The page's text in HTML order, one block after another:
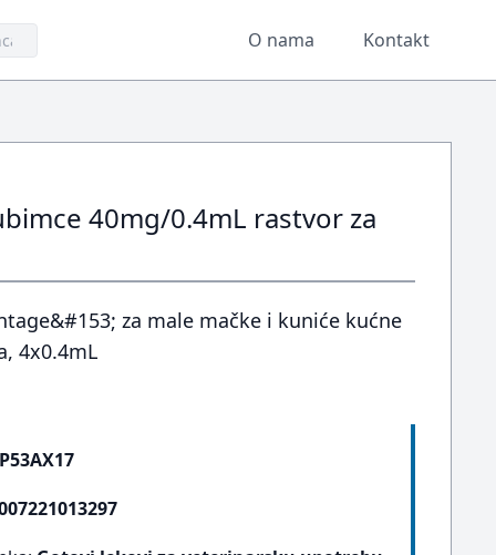
O nama Kontakt
40mg/0.4mL rastvor za
za male mačke i kuniće kućne
4x0.4mL